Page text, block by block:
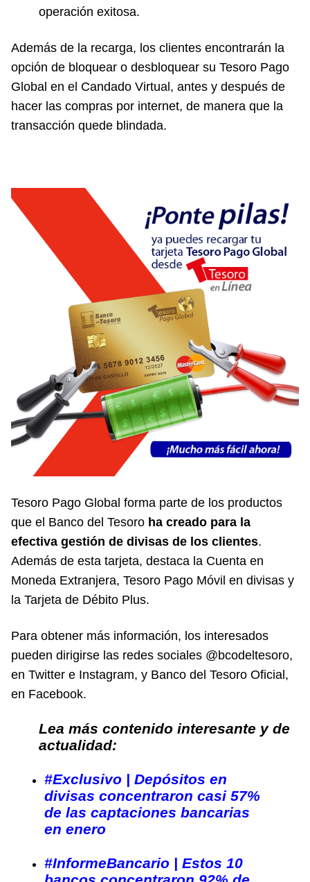
operación exitosa.
Además de la recarga, los clientes encontrarán la
opción de bloquear o desbloquear su Tesoro Pago
Global en el Candado Virtual, antes y después de
hacer las compras por internet, de manera que la
transacción quede blindada.
Tesoro Pago Global forma parte de los productos
que el Banco del Tesoro ha creado para la
efectiva gestión de divisas de los clientes.
Además de esta tarjeta, destaca la Cuenta en
Moneda Extranjera, Tesoro Pago Móvil en divisas y
la Tarjeta de Débito Plus.
Para obtener más información, los interesados
pueden dirigirse las redes sociales @bcodeltesoro,
en Twitter e Instagram, y Banco del Tesoro Oficial,
en Facebook.
Lea más contenido interesante y de
actualidad:
#Exclusivo | Depósitos en
divisas concentraron casi 57%
de las captaciones bancarias
en enero
#InformeBancario | Estos 10